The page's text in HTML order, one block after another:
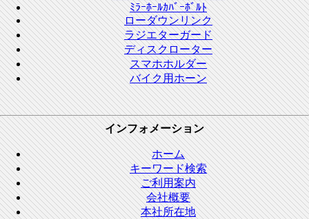
ﾐﾗｰﾎｰﾙｶﾊﾞｰﾎﾞﾙﾄ
ローダウンリンク
ラジエターガード
ディスクローター
スマホホルダー
バイク用ホーン
インフォメーション
ホーム
キーワード検索
ご利用案内
会社概要
本社所在地